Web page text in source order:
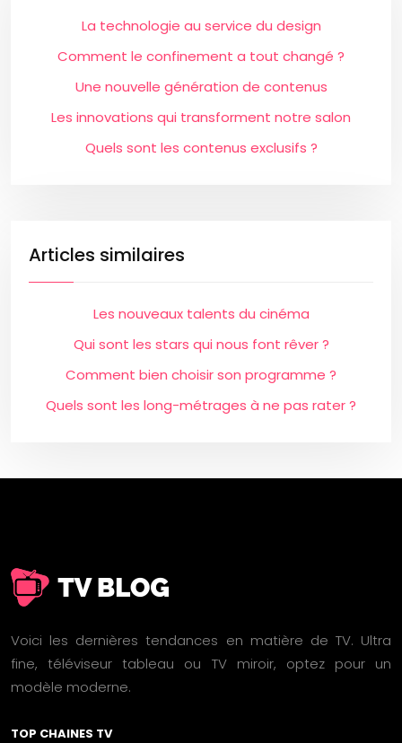
La technologie au service du design
Comment le confinement a tout changé ?
Une nouvelle génération de contenus
Les innovations qui transforment notre salon
Quels sont les contenus exclusifs ?
Articles similaires
Les nouveaux talents du cinéma
Qui sont les stars qui nous font rêver ?
Comment bien choisir son programme ?
Quels sont les long-métrages à ne pas rater ?
Voici les dernières tendances en matière de TV. Ultra
fine, téléviseur tableau ou TV miroir, optez pour un
modèle moderne.
TOP CHAINES TV